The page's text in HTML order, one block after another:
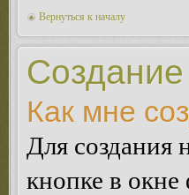
Вернуться к началу
Как мне
Для создания
кнопке в